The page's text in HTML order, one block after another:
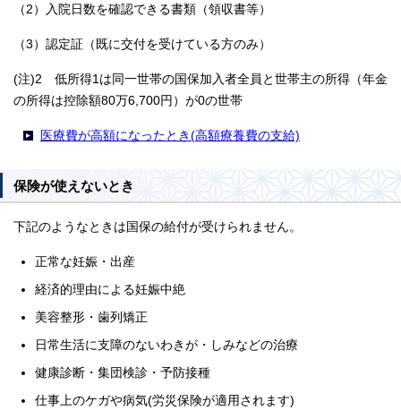
（2）入院日数を確認できる書類（領収書等）
（3）認定証（既に交付を受けている方のみ）
(注)2 低所得1は同一世帯の国保加入者全員と世帯主の所得（年金
の所得は控除額80万6,700円）が0の世帯
医療費が高額になったとき(高額療養費の支給)
保険が使えないとき
下記のようなときは国保の給付が受けられません。
正常な妊娠・出産
経済的理由による妊娠中絶
美容整形・歯列矯正
日常生活に支障のないわきが・しみなどの治療
健康診断・集団検診・予防接種
仕事上のケガや病気(労災保険が適用されます)